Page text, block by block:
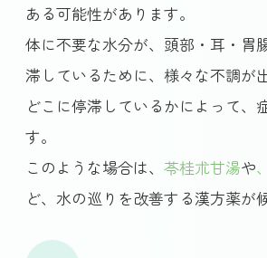
ある可能性があります。
体に不要な水分が、頭部・耳・胃
滞しているために、様々な不調が
どこに停滞しているかによって、
す。
このような場合は、苓桂朮甘湯や、
ど、水の巡りを改善する漢方薬が